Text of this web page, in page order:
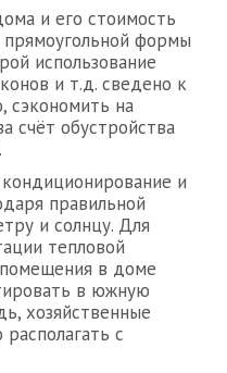
и его стоимость
формы
использование
и т.д. сведено к
сэкономить на
счёт обустройства
и
правильной
и солнцу. Для
тепловой
в доме
в южную
хозяйственные
с